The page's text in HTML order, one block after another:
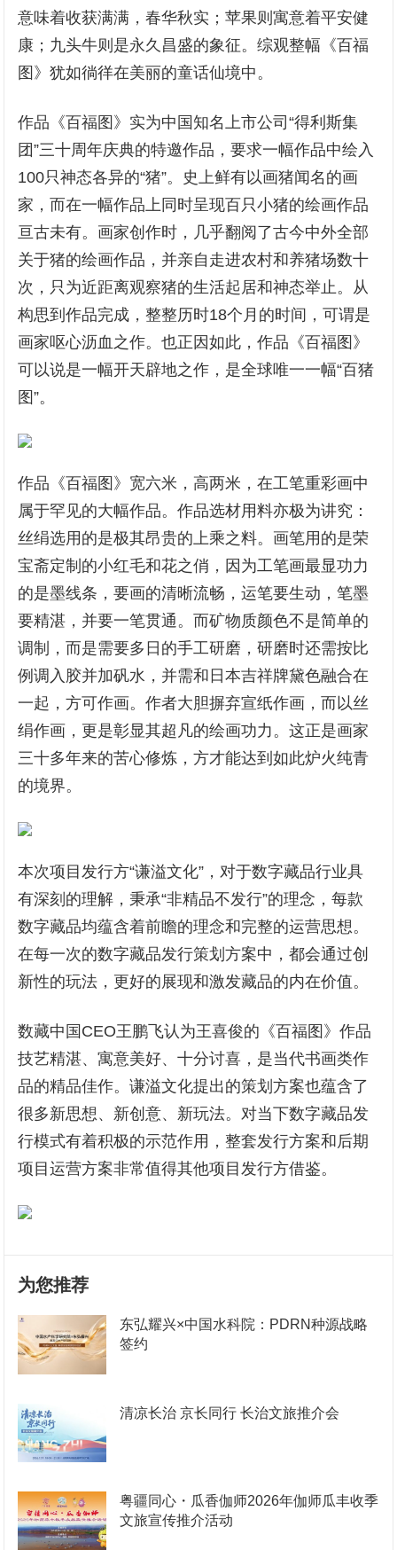
意味着收获满满，春华秋实；苹果则寓意着平安健
康；九头牛则是永久昌盛的象征。综观整幅《百福
图》犹如徜徉在美丽的童话仙境中。
作品《百福图》实为中国知名上市公司“得利斯集
团”三十周年庆典的特邀作品，要求一幅作品中绘入
100只神态各异的“猪”。史上鲜有以画猪闻名的画
家，而在一幅作品上同时呈现百只小猪的绘画作品
亘古未有。画家创作时，几乎翻阅了古今中外全部
关于猪的绘画作品，并亲自走进农村和养猪场数十
次，只为近距离观察猪的生活起居和神态举止。从
构思到作品完成，整整历时18个月的时间，可谓是
画家呕心沥血之作。也正因如此，作品《百福图》
可以说是一幅开天辟地之作，是全球唯一一幅“百猪
图”。
作品《百福图》宽六米，高两米，在工笔重彩画中
属于罕见的大幅作品。作品选材用料亦极为讲究：
丝绢选用的是极其昂贵的上乘之料。画笔用的是荣
宝斋定制的小红毛和花之俏，因为工笔画最显功力
的是墨线条，要画的清晰流畅，运笔要生动，笔墨
要精湛，并要一笔贯通。而矿物质颜色不是简单的
调制，而是需要多日的手工研磨，研磨时还需按比
例调入胶并加矾水，并需和日本吉祥牌黛色融合在
一起，方可作画。作者大胆摒弃宣纸作画，而以丝
绢作画，更是彰显其超凡的绘画功力。这正是画家
三十多年来的苦心修炼，方才能达到如此炉火纯青
的境界。
本次项目发行方“谦溢文化”，对于数字藏品行业具
有深刻的理解，秉承“非精品不发行”的理念，每款
数字藏品均蕴含着前瞻的理念和完整的运营思想。
在每一次的数字藏品发行策划方案中，都会通过创
新性的玩法，更好的展现和激发藏品的内在价值。
数藏中国CEO王鹏飞认为王喜俊的《百福图》作品
技艺精湛、寓意美好、十分讨喜，是当代书画类作
品的精品佳作。谦溢文化提出的策划方案也蕴含了
很多新思想、新创意、新玩法。对当下数字藏品发
行模式有着积极的示范作用，整套发行方案和后期
项目运营方案非常值得其他项目发行方借鉴。
为您推荐
东弘耀兴×中国水科院：PDRN种源战略
签约
清凉长治 京长同行 长治文旅推介会
粤疆同心・瓜香伽师2026年伽师瓜丰收季
文旅宣传推介活动